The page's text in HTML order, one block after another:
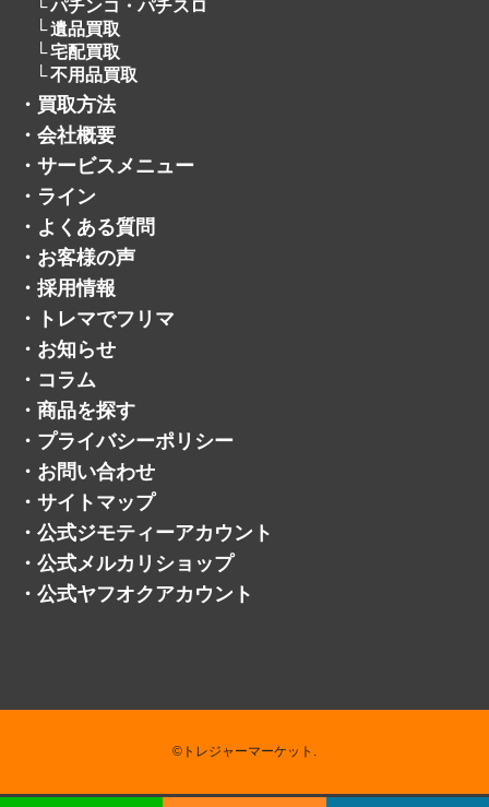
パチンコ・パチスロ
遺品買取
宅配買取
不用品買取
・ 買取方法
・ 会社概要
・ サービスメニュー
・ ライン
・ よくある質問
・ お客様の声
・ 採用情報
・
トレマでフリマ
・ お知らせ
・ コラム
・ 商品を探す
・ プライバシーポリシー
・ お問い合わせ
・ サイトマップ
・ 公式ジモティーアカウント
・ 公式メルカリショップ
・ 公式ヤフオクアカウント
©トレジャーマーケット.